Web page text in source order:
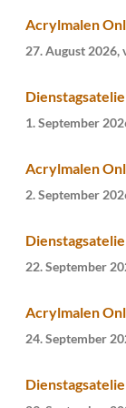
Acrylmalen
27. August 2026,
1. September
Acrylmalen
2. September
22. September
Acrylmalen
24. September